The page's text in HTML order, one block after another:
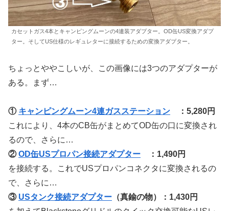
カセットガス4本とキャンピングムーンの4連装アダプター。OD缶US変換アダプ
ター。そしてUS仕様のレギュレターに接続するための変換アダプター。
ちょっとややこしいが、この画像には3つのアダプターが
ある。まず…
① キャンピングムーン4連ガスステーション ：5,280円
これにより、4本のCB缶がまとめてOD缶の口に変換され
るので、さらに…
②OD缶USプロパン接続アダプター ：1,490円
を接続する。これでUSプロパンコネクタに変換されるの
で、さらに…
③ USタンク接続アダプター （真鍮の物）：1,430円